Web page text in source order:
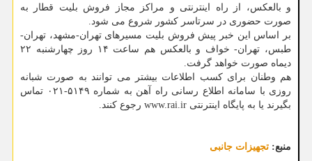
و بالعکس، از راه اینترنتی و مراکز مجاز فروش بلیت قطار به
صورت حضوری در سرتاسر کشور شروع می شود.
بر اساس این خبر پیش فروش بلیت مسیرهای تهران-مشهد، تهران-
طبس، تهران- خواف و بالعکس هم ساعت ۱۴ روز چهارشنبه ۲۲
دیماه صورت خواهد گرفت.
هم وطنان برای کسب اطلاعات بیشتر می توانند به صورت شبانه
روزی با سامانه اطلاع رسانی راه آهن به شماره ۵۱۴۹-۰۲۱ تماس
بگیرند یا به پایگاه اینترنتی www.rai.ir رجوع کنند.
منبع: تجهیزات جانبی